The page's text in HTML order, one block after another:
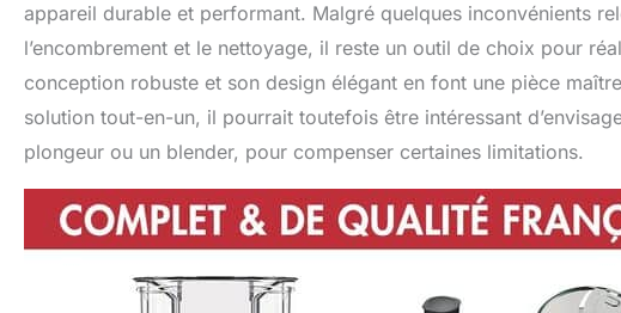
appareil durable et performant. Malgré quelques inconvénients
l’encombrement et le nettoyage, il reste un outil de choix pour
conception robuste et son design élégant en font une pièce
solution tout-en-un, il pourrait toutefois être intéressant
plongeur ou un blender, pour compenser certaines limitations.